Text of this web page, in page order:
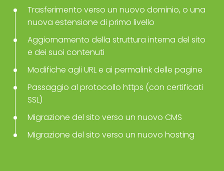
Trasferimento verso un nuovo dominio, o una
nuova estensione di primo livello
Aggiornamento della struttura interna del sito
e dei suoi contenuti
Modifiche agli URL e ai permalink delle pagine
Passaggio al protocollo https (con certificati
SSL)
Migrazione del sito verso un nuovo CMS
Migrazione del sito verso un nuovo hosting